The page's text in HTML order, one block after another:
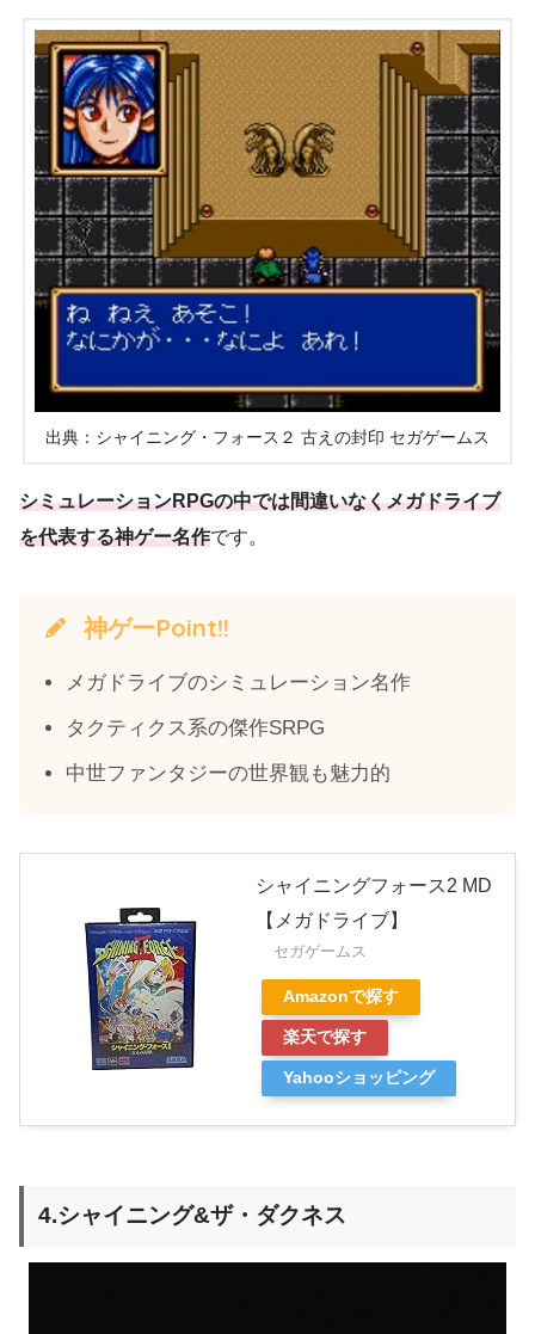
出典：シャイニング・フォース２ 古えの封印 セガゲームス
シミュレーションRPGの中では間違いなくメガドライブ
を代表する神ゲー名作です。
神ゲーPoint!!
メガドライブのシミュレーション名作
タクティクス系の傑作SRPG
中世ファンタジーの世界観も魅力的
シャイニングフォース2 MD
【メガドライブ】
セガゲームス
Amazonで探す
楽天で探す
Yahooショッピング
4.シャイニング&ザ・ダクネス